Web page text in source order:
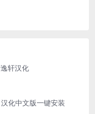
轩汉化
化中文版一键安装